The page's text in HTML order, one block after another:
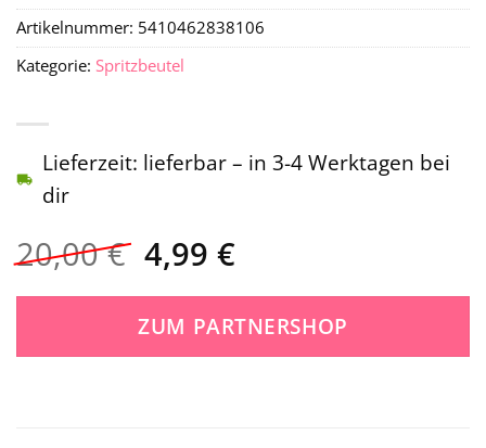
20,00€ Ursprünglicher
Preis
war:
20,00 €
4,99 €Aktueller
ist:
4,99 €.
Lieferzeit: lieferbar – in 3-4 Werktagen bei
dir
ZUM PARTNERSHOP
Artikelnummer: 5410462838106
Kategorie: Spritzbeutel